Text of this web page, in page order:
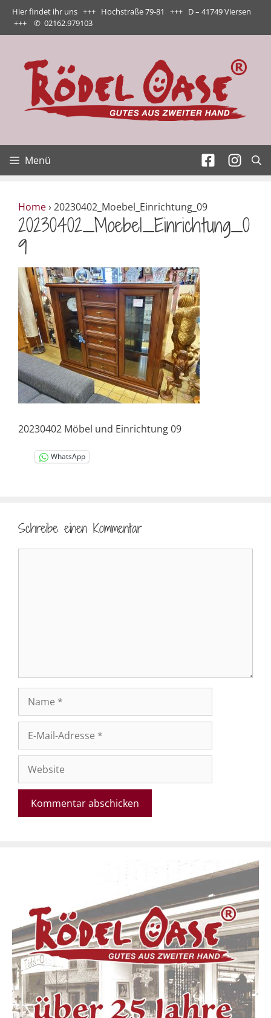
Zum
Inhalt
springen
Hier findet ihr uns +++ Hochstraße 79-81 +++ D – 41749 Viersen
+++ ✆ 02162.979103
Menü
Home› 20230402_Moebel_Einrichtung_09
20230402_Moebel_Einrichtung_0
9
20230402 Möbel und Einrichtung 09
WhatsApp
Schreibe einen Kommentar
Mail-
Adresse
Website